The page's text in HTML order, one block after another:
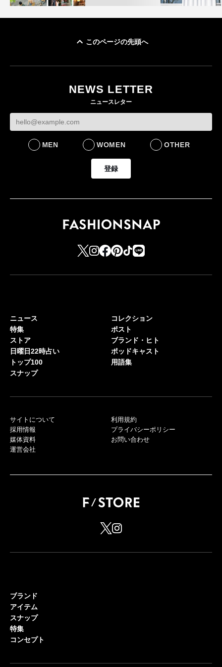
LIFESTYLE
社長 「のんびりした
ら先はない」“前進”す
BUSINESS
BUSINESS
このページの先頭へ
NEWS LETTER
ニュースレター
MEN WOMEN OTHER
登録
ニュース
特集
ストア
日曜日22時占い
トップ100
スナップ
コレクション
ポスト
ブランド・ヒト
ポッドキャスト
用語集
サイトについて
採用情報
媒体資料
運営会社
利用規約
プライバシーポリシー
お問い合わせ
ブランド
アイテム
スナップ
特集
コンセプト